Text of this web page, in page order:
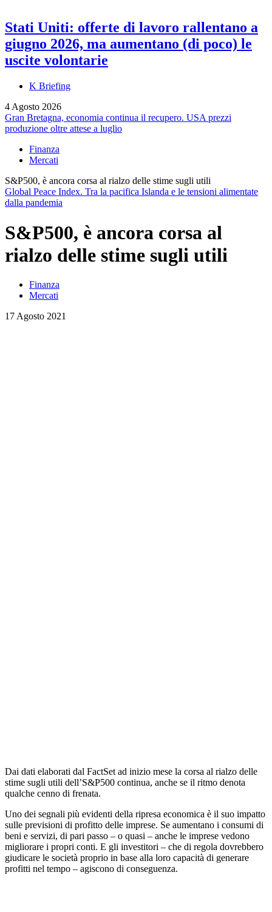
Stati Uniti: offerte di lavoro rallentano a
giugno 2026, ma aumentano (di poco) le
uscite volontarie
K Briefing
4 Agosto 2026
Gran Bretagna, economia continua il recupero. USA prezzi
produzione oltre attese a luglio
Finanza
Mercati
S&P500, è ancora corsa al rialzo delle stime sugli utili
Global Peace Index. Tra la pacifica Islanda e le tensioni alimentate
dalla pandemia
S&P500, è ancora corsa al
rialzo delle stime sugli utili
Finanza
Mercati
17 Agosto 2021
Dai dati elaborati dal FactSet ad inizio mese la corsa al rialzo delle
stime sugli utili dell’S&P500 continua, anche se il ritmo denota
qualche cenno di frenata.
Uno dei segnali più evidenti della ripresa economica è il suo impatto
sulle previsioni di profitto delle imprese. Se aumentano i consumi di
beni e servizi, di pari passo – o quasi – anche le imprese vedono
migliorare i propri conti. E gli investitori – che di regola dovrebbero
giudicare le società proprio in base alla loro capacità di generare
profitti nel tempo – agiscono di conseguenza.